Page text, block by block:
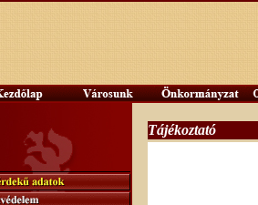
Tájékoztató